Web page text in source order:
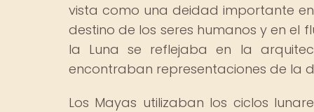
vista como una deidad importante
destino de los seres humanos y en el
la Luna se reflejaba en la
encontraban representaciones de la
Los Mayas utilizaban los ciclos